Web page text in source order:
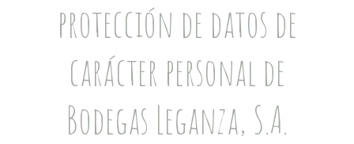
protección de datos de
carácter personal de
Bodegas Leganza, S.A.